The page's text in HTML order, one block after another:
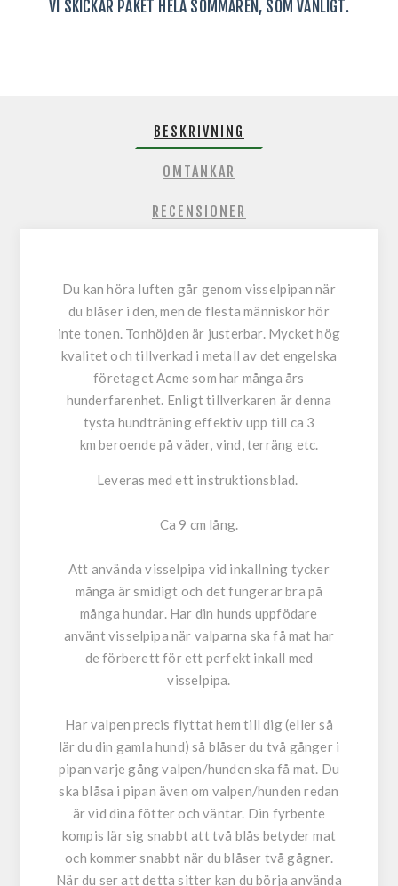
VI SKICKAR PAKET HELA SOMMAREN, SOM VANLIGT.
BESKRIVNING
OMTANKAR
RECENSIONER
Du kan höra luften går genom visselpipan när
du blåser i den, men de flesta människor hör
inte tonen. Tonhöjden är justerbar. Mycket hög
kvalitet och tillverkad i metall av det engelska
företaget Acme som har många års
hunderfarenhet. Enligt tillverkaren är denna
tysta hundträning effektiv upp till ca 3
km beroende på väder, vind, terräng etc.
Leveras med ett instruktionsblad.
Ca 9 cm lång.
Att använda visselpipa vid inkallning tycker
många är smidigt och det fungerar bra på
många hundar. Har din hunds uppfödare
använt visselpipa när valparna ska få mat har
de förberett för ett perfekt inkall med
visselpipa.
Har valpen precis flyttat hem till dig (eller så
lär du din gamla hund) så blåser du två gånger i
pipan varje gång valpen/hunden ska få mat. Du
ska blåsa i pipan även om valpen/hunden redan
är vid dina fötter och väntar. Din fyrbente
kompis lär sig snabbt att två blås betyder mat
och kommer snabbt när du blåser två gågner.
När du ser att detta sitter kan du börja använda